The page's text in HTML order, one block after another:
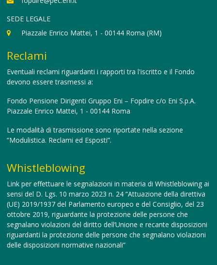
SEDE LEGALE
Piazzale Enrico Mattei, 1 - 00144 Roma (RM)
Reclami
Eventuali reclami riguardanti i rapporti tra l'iscritto e il Fondo
devono essere trasmessi a:
Fondo Pensione Dirigenti Gruppo Eni – Fopdire c/o Eni S.p.A.
Piazzale Enrico Mattei, 1 - 00144 Roma
Le modalità di trasmissione sono riportate nella sezione
“Modulistica. Reclami ed Esposti”.
Whistleblowing
Link per effettuare le segnalazioni in materia di Whistleblowingai
sensi del D. Lgs. 10 marzo 2023 n. 24 “Attuazione della direttiva
(UE) 2019/1937 del Parlamento europeo e del Consiglio, del 23
ottobre 2019, riguardante la protezione delle persone che
segnalano violazioni del diritto dell’Unione e recante disposizioni
riguardanti la protezione delle persone che segnalano violazioni
delle disposizioni normative nazionali”